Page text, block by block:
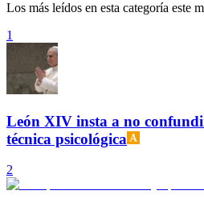
Los más leídos en esta categoría este
1
León XIV insta a no
técnica psicológica
2